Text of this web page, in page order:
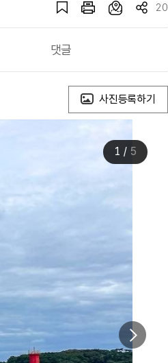
20
댓글
사진등록하기
1 / 5